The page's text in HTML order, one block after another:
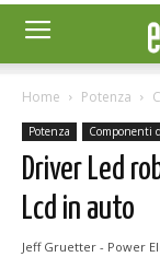
Home Potenza
Potenza Componenti
Driver Led
Lcd in auto
Jeff Gruetter - Power